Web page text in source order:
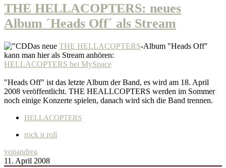
THE HELLACOPTERS: neues
Album ´Heads Off´ als Stream
Das neue THE HELLACOPTERS-Album "Heads Off"
kann man hier als Stream anhören:
HELLACOPTERS bei MySpace
"Heads Off" ist das letzte Album der Band, es wird am 18. April
2008 veröffentlicht. THE HEALLCOPTERS werden im Sommer
noch einige Konzerte spielen, danach wird sich die Band trennen.
HELLACOPTERS
rock n roll
vonandrea
11. April 2008